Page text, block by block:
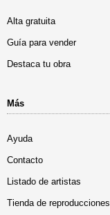
Alta gratuita
Guía para vender
Destaca tu obra
Más
Ayuda
Contacto
Listado de artistas
Tienda de reproducciones